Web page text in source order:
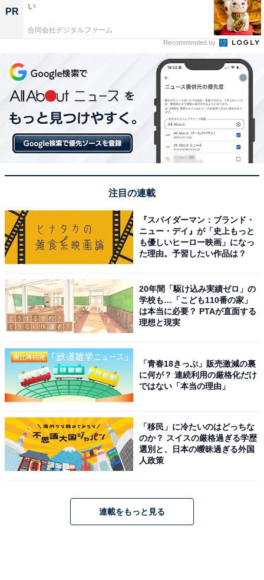
PR
い
合同会社デジタルファーム
Recommended by
注目の連載
『スパイダーマン：ブランド・
ニュー・デイ』が「史上もっと
も優しいヒーロー映画」になっ
た理由。予習したい作品は？
20年間「駆け込み実績ゼロ」の
学校も…「こども110番の家」
は本当に必要？ PTAが直面する
理想と現実
「青春18きっぷ」販売激減の裏
に何が？ 連続利用の厳格化だけ
ではない「本当の理由」
「移民」に冷たいのはどっちな
のか？ スイスの厳格過ぎる学歴
選別と、日本の曖昧過ぎる外国
人政策
連載をもっと見る